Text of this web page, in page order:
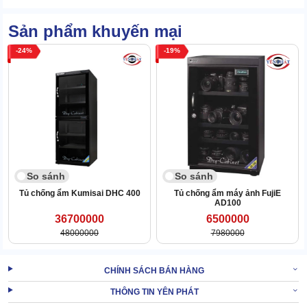
Eureka AD-1280H có thể lên tới 25 năm.
Trong khi đó, hầu hết độ bền củatủ giữ ẩm máy ảnh
chỉ dừng lại
Sản phẩm khuyến mại
24
So sánh
Tủ chống ẩm Kumisai DHC 400
36700000
48000000
19
So sánh
Tủ chống ẩm máy ảnh FujiE
AD100
6500000
7980000
CHÍNH SÁCH BÁN HÀNG
THÔNG TIN YÊN PHÁT